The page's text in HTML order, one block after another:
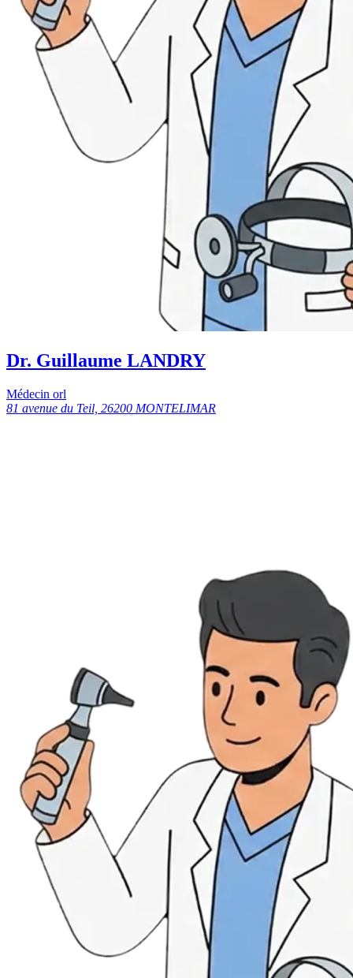
Dr. Guillaume LANDRY
Médecin orl
81 avenue du Teil, 26200 MONTELIMAR